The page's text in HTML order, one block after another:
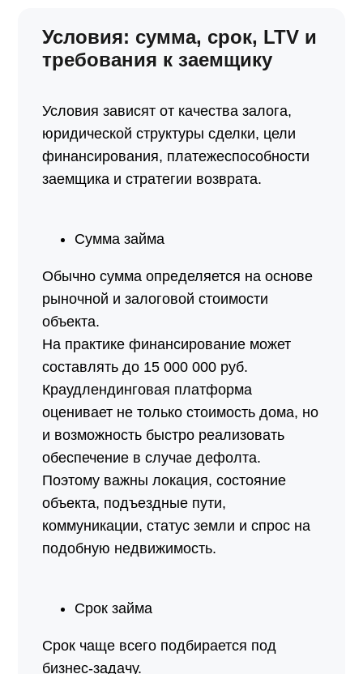
Условия: сумма, срок, LTV и
требования к заемщику
Условия зависят от качества залога,
юридической структуры сделки, цели
финансирования, платежеспособности
заемщика и стратегии возврата.
Сумма займа
Обычно сумма определяется на основе
рыночной и залоговой стоимости
объекта.
На практике финансирование может
составлять до 15 000 000 руб.
Краудлендинговая платформа
оценивает не только стоимость дома, но
и возможность быстро реализовать
обеспечение в случае дефолта.
Поэтому важны локация, состояние
объекта, подъездные пути,
коммуникации, статус земли и спрос на
подобную недвижимость.
Срок займа
Срок чаще всего подбирается под
бизнес-задачу.